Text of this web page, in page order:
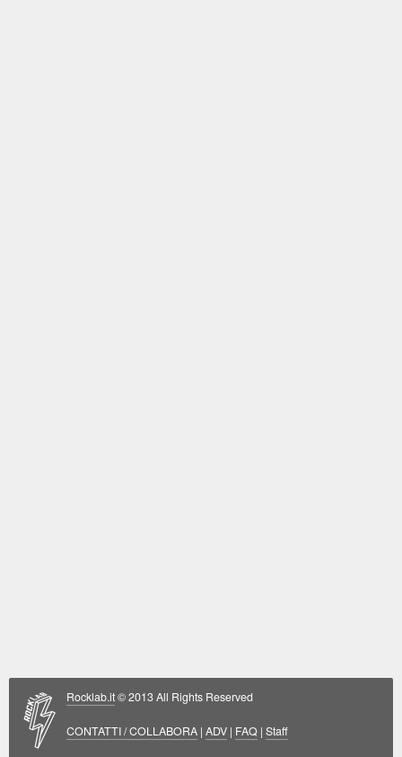
Rocklab.it© 2013 All Rights Reserved
CONTATTI / COLLABORA |ADV | FAQ |Staff